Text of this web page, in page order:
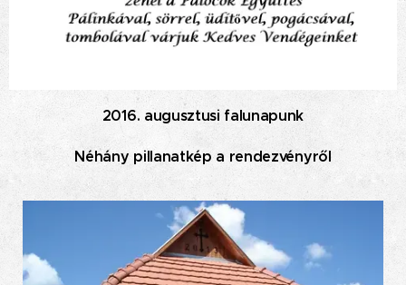
2016. augusztusi falunapunk
Néhány pillanatkép a rendezvényről